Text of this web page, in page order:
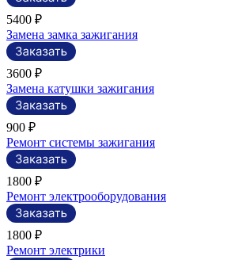
5400 ₽
Замена замка зажигания
3600 ₽
Замена катушки зажигания
900 ₽
Ремонт системы зажигания
1800 ₽
Ремонт электрооборудования
1800 ₽
Ремонт электрики